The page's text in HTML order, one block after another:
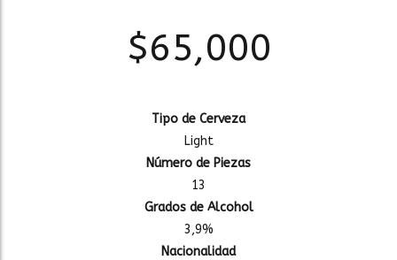
$65,000
Tipo de Cerveza
Light
Número de Piezas
13
Grados de Alcohol
3,9%
Nacionalidad